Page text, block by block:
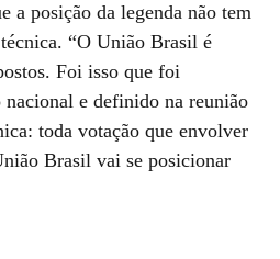
a posição da legenda não tem
“O União Brasil é
Foi isso que foi
e definido na reunião
toda votação que envolver
Brasil vai se posicionar